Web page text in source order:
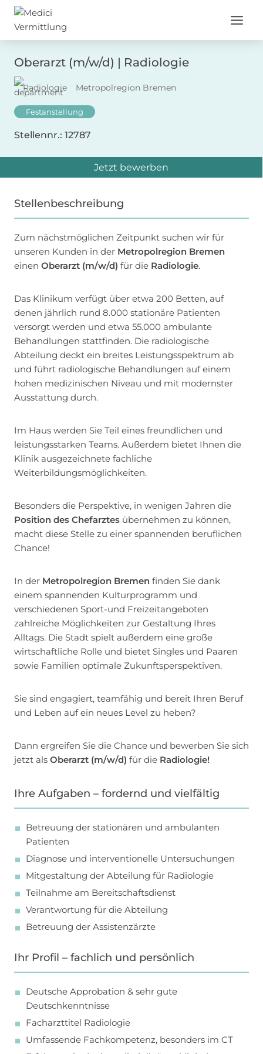
Zum
Oberarzt (m/w/d) | Radiologie
Radiologie Metropolregion Bremen
Festanstellung
Stellennr.: 12787
Jetzt bewerben
Stellenbeschreibung
Zum nächstmöglichen Zeitpunkt suchen wir für
unseren Kunden in der Metropolregion Bremen
einen Oberarzt (m/w/d) für die Radiologie.
Das Klinikum verfügt über etwa 200 Betten, auf
denen jährlich rund 8.000 stationäre Patienten
versorgt werden und etwa 55.000 ambulante
Behandlungen stattfinden. Die radiologische
Abteilung deckt ein breites Leistungsspektrum ab
und führt radiologische Behandlungen auf einem
hohen medizinischen Niveau und mit modernster
Ausstattung durch.
Im Haus werden Sie Teil eines freundlichen und
leistungsstarken Teams. Außerdem bietet Ihnen die
Klinik ausgezeichnete fachliche
Weiterbildungsmöglichkeiten.
Besonders die Perspektive, in wenigen Jahren die
Position des Chefarztes übernehmen zu können,
macht diese Stelle zu einer spannenden beruflichen
Chance!
In der Metropolregion Bremen finden Sie dank
einem spannenden Kulturprogramm und
verschiedenen Sport-und Freizeitangeboten
zahlreiche Möglichkeiten zur Gestaltung Ihres
Alltags. Die Stadt spielt außerdem eine große
wirtschaftliche Rolle und bietet Singles und Paaren
sowie Familien optimale Zukunftsperspektiven.
Sie sind engagiert, teamfähig und bereit Ihren Beruf
und Leben auf ein neues Level zu heben?
Dann ergreifen Sie die Chance und bewerben Sie sich
jetzt als Oberarzt (m/w/d) für die Radiologie!
Ihre Aufgaben – fordernd und vielfältig
Betreuung der stationären und ambulanten
Patienten
Diagnose und interventionelle Untersuchungen
Mitgestaltung der Abteilung für Radiologie
Teilnahme am Bereitschaftsdienst
Verantwortung für die Abteilung
Betreuung der Assistenzärzte
Ihr Profil – fachlich und persönlich
Deutsche Approbation & sehr gute
Deutschkenntnisse
Facharzttitel Radiologie
Umfassende Fachkompetenz, besonders im CT